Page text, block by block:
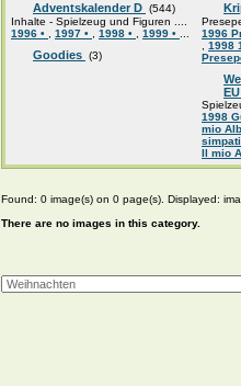
Adventskalender D (544)
Inhalte - Spielzeug und Figuren ....
1996 •
1997 • 1998 • 1999 •
Goodies (3)
1996
1998
1998
mio
Il mio
Found: 0 image(s) on 0 page(s). Displayed:
There are no images in this category.